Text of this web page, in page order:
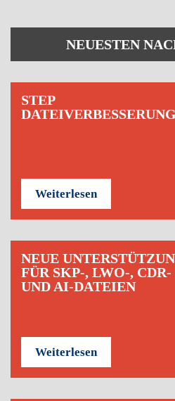
NEUESTEN
STEP
Weiterlesen
NEUE
FÜR SKP-, LWO-, CDR-
UND AI-DATEIEN
Weiterlesen